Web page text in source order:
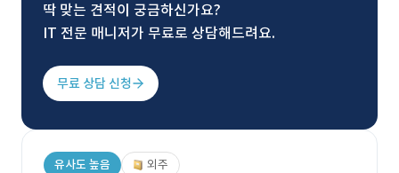
딱 맞는 견적이 궁금하신가요?
IT 전문 매니저가 무료로 상담해드려요.
무료 상담 신청
유사도 높음 외주